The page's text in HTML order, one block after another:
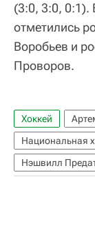
(3:0, 3:0, 0:1).
отметились
Воробьев и
Проворов.
Хоккей
Национальная
Нэшвилл